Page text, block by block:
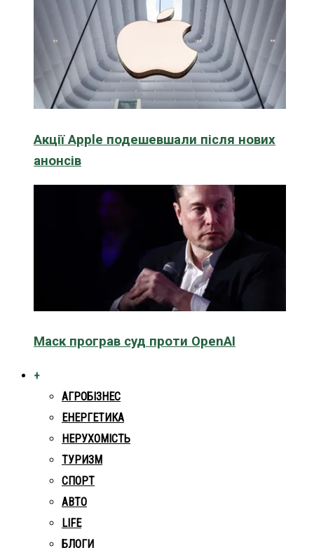
Акції Apple подешевшали після нових
анонсів
Маск програв суд проти OpenAI
+
АГРОБІЗНЕС
ЕНЕРГЕТИКА
НЕРУХОМІСТЬ
ТУРИЗМ
СПОРТ
АВТО
LIFE
БЛОГИ